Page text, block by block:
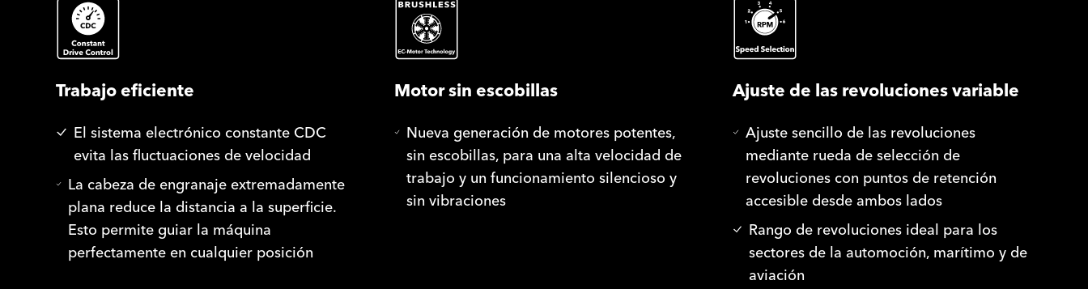
Trabajo eficiente
El sistema electrónico constante CDC
evita las fluctuaciones de velocidad
La cabeza de engranaje extremadamente
plana reduce la distancia a la superficie.
Esto permite guiar la máquina
perfectamente en cualquier posición
Motor sin escobillas
Nueva generación de motores potentes,
sin escobillas, para una alta velocidad de
trabajo y un funcionamiento silencioso y
sin vibraciones
Ajuste de las revoluciones variable
Ajuste sencillo de las revoluciones
mediante rueda de selección de
revoluciones con puntos de retención
accesible desde ambos lados
Rango de revoluciones ideal para los
sectores de la automoción, marítimo y de
aviación